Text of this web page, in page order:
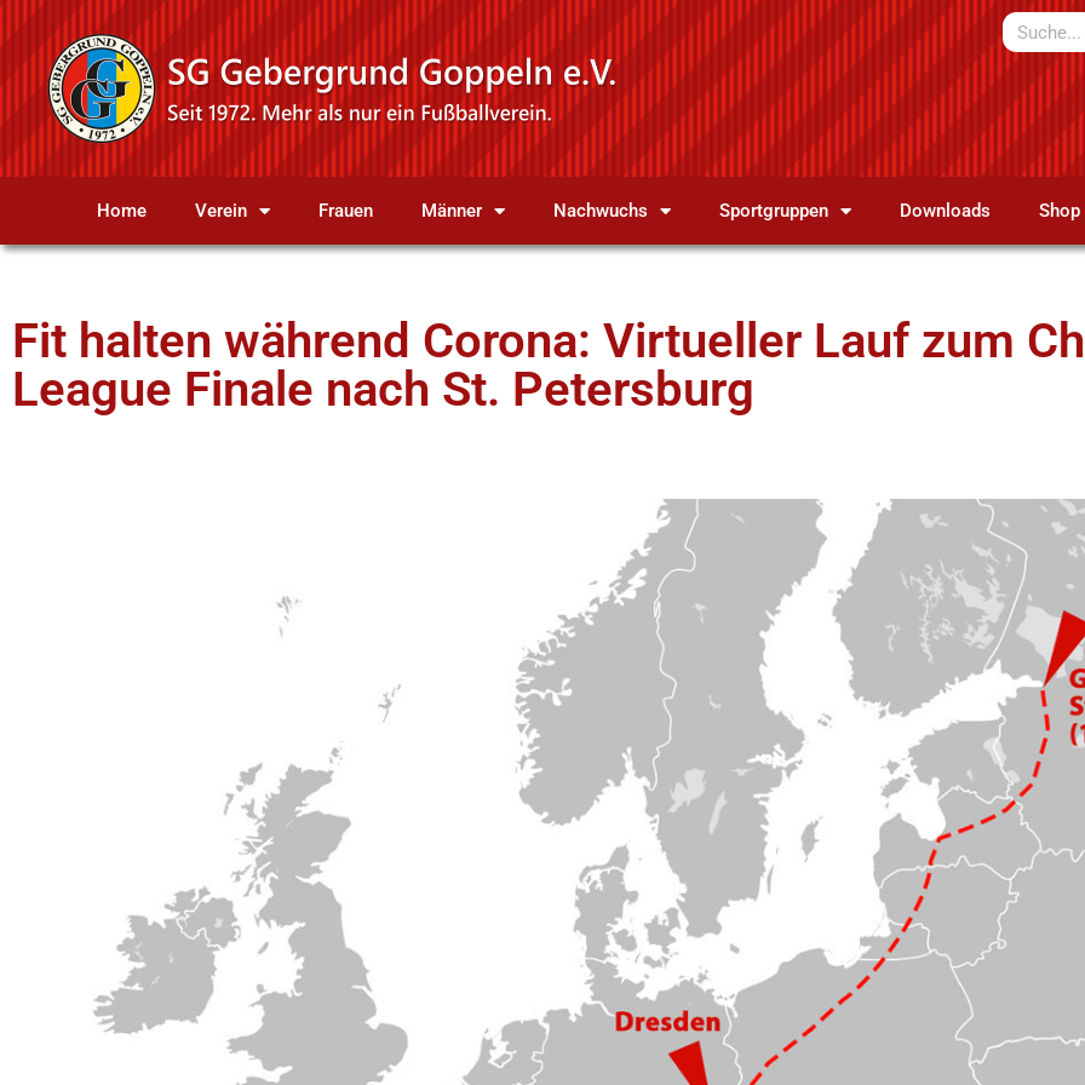
Home Verein Frauen Männer Nachwuchs Sportgruppen Downloads Shop
Fit halten während Corona: Virtueller Lauf zum
League Finale nach St. Petersburg